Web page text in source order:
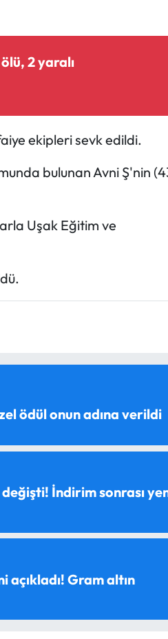
2 yaralı
ekipleri sevk edildi.
bulunan Avni Ş'nin
Uşak Eğitim ve
ödül onun adına verildi
İndirim sonrası
açıkladı! Gram altın